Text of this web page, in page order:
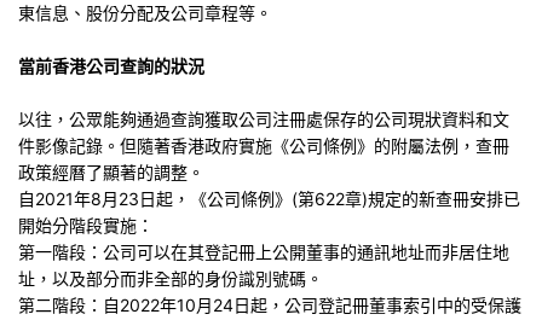
東信息、股份分配及公司章程等。
當前香港公司查詢的狀況
以往，公眾能夠通過查詢獲取公司注冊處保存的公司現狀資料和文
件影像記錄。但隨著香港政府實施《公司條例》的附屬法例，查冊
政策經曆了顯著的調整。
自2021年8月23日起，《公司條例》(第622章)規定的新查冊安排已
開始分階段實施：
第一階段：公司可以在其登記冊上公開董事的通訊地址而非居住地
址，以及部分而非全部的身份識別號碼。
第二階段：自2022年10月24日起，公司登記冊董事索引中的受保護